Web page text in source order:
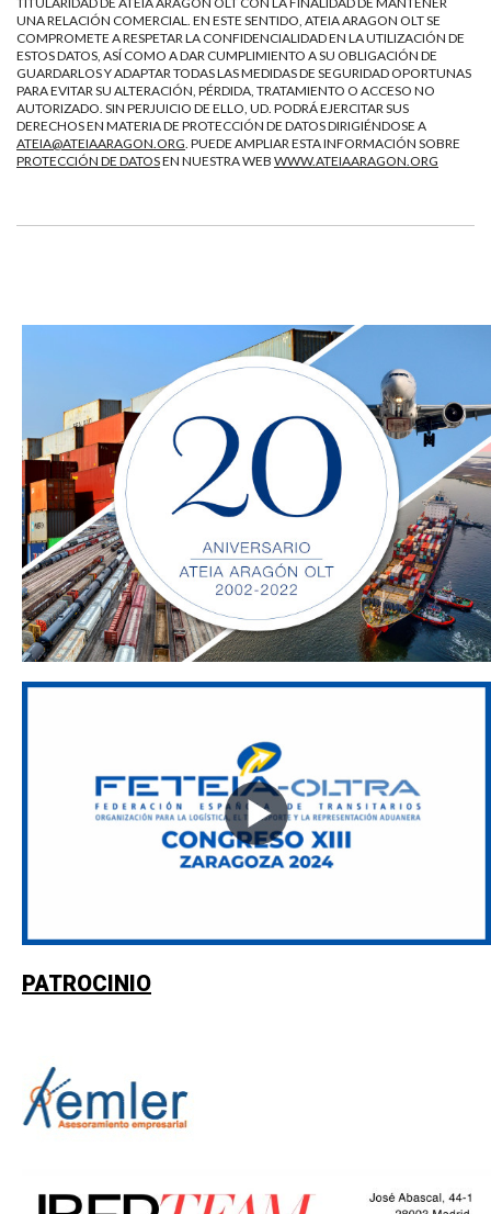
UNA RELACIÓN COMERCIAL. EN ESTE SENTIDO, ATEIA ARAGON OLT SE
COMPROMETE A RESPETAR LA CONFIDENCIALIDAD EN LA UTILIZACIÓN DE
ESTOS DATOS, ASÍ COMO A DAR CUMPLIMIENTO A SU OBLIGACIÓN DE
GUARDARLOS Y ADAPTAR TODAS LAS MEDIDAS DE SEGURIDAD OPORTUNAS
PARA EVITAR SU ALTERACIÓN, PÉRDIDA, TRATAMIENTO O ACCESO NO
AUTORIZADO. SIN PERJUICIO DE ELLO, UD. PODRÁ EJERCITAR SUS
DERECHOS EN MATERIA DE PROTECCIÓN DE DATOS DIRIGIÉNDOSE A
ATEIA@ATEIAARAGON.ORG. PUEDE AMPLIAR ESTA INFORMACIÓN SOBRE
PROTECCIÓN DE DATOSEN NUESTRA WEB WWW.ATEIAARAGON.ORG
PATROCINIO